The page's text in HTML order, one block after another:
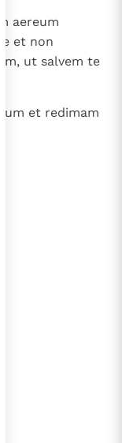
aereum
et non
ut salvem te
et redimam